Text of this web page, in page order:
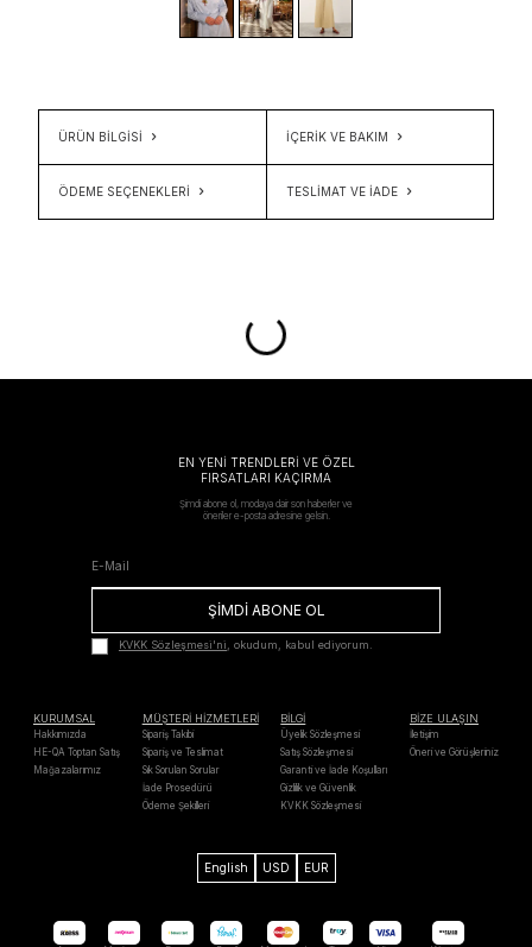
ÜRÜN BİLGİSİ İÇERIK VE BAKIM
ÖDEME SEÇENEKLERI TESLIMAT VE İADE
EN YENİ TRENDLERİ VE ÖZEL
FIRSATLARI KAÇIRMA
Şimdi abone ol, modaya dair son haberler ve
öneriler e-posta adresine gelsin.
ŞİMDİ ABONE OL
KVKK Sözleşmesi'ni, okudum, kabul ediyorum.
KURUMSAL
Hakkımızda
HE-QA Toptan Satış
Mağazalarımız
MÜŞTERİ HİZMETLERİ
Sipariş Takibi
Sipariş ve Teslimat
Sık Sorulan Sorular
İade Prosedürü
Ödeme Şekilleri
BİLGİ
Üyelik Sözleşmesi
Satış Sözleşmesi
Garanti ve İade Koşulları
Gizlilik ve Güvenlik
KVKK Sözleşmesi
BİZE ULAŞIN
İletişim
Öneri ve Görüşleriniz
English USD EUR